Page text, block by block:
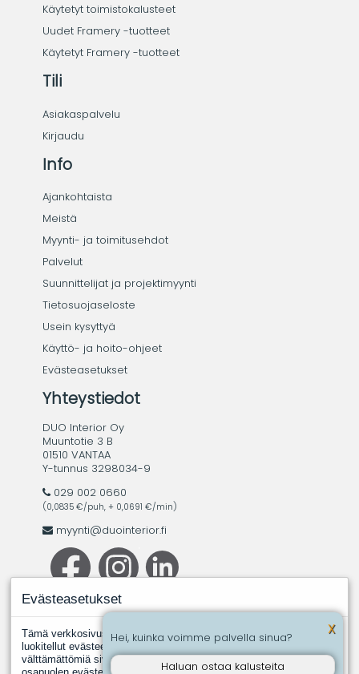
Käytetyt toimistokalusteet
Uudet Framery -tuotteet
Käytetyt Framery -tuotteet
Tili
Asiakaspalvelu
Kirjaudu
Info
Ajankohtaista
Meistä
Myynti- ja toimitusehdot
Palvelut
Suunnittelijat ja projektimyynti
Tietosuojaseloste
Usein kysyttyä
Käyttö- ja hoito-ohjeet
Evästeasetukset
Yhteystiedot
DUO Interior Oy
Muuntotie 3 B
01510 VANTAA
Y-tunnus 3298034-9
029 002 0660
(0,0835 €/puh, + 0,0691 €/min)
myynti@duointerior.fi
X
Hei, kuinka voimme palvella sinua?
Haluan ostaa kalusteita
Evästeasetukset
Tämä verkkosivusto käyttää evästeitä. Evästeistä välttämättömiksi
luokitellut evästeet tallennetaan selaimeesi, koska ne ovat
välttämättömiä sivuston perustoimintoja varten. Muut, kolmannen